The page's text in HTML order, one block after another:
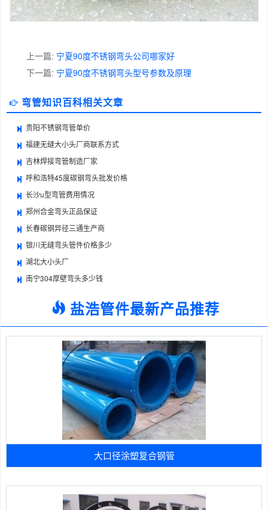
上一篇: 宁夏90度不锈钢弯头公司哪家好
下一篇: 宁夏90度不锈钢弯头型号参数及原理
弯管知识百科相关文章
贵阳不锈钢弯管单价
福建无缝大小头厂商联系方式
吉林焊接弯管制造厂家
呼和浩特45度碳钢弯头批发价格
长沙u型弯管费用情况
郑州合金弯头正品保证
长春碳钢异径三通生产商
银川无缝弯头管件价格多少
湖北大小头厂
南宁304厚壁弯头多少钱
盐浩管件最新产品推荐
大口径涂塑复合钢管